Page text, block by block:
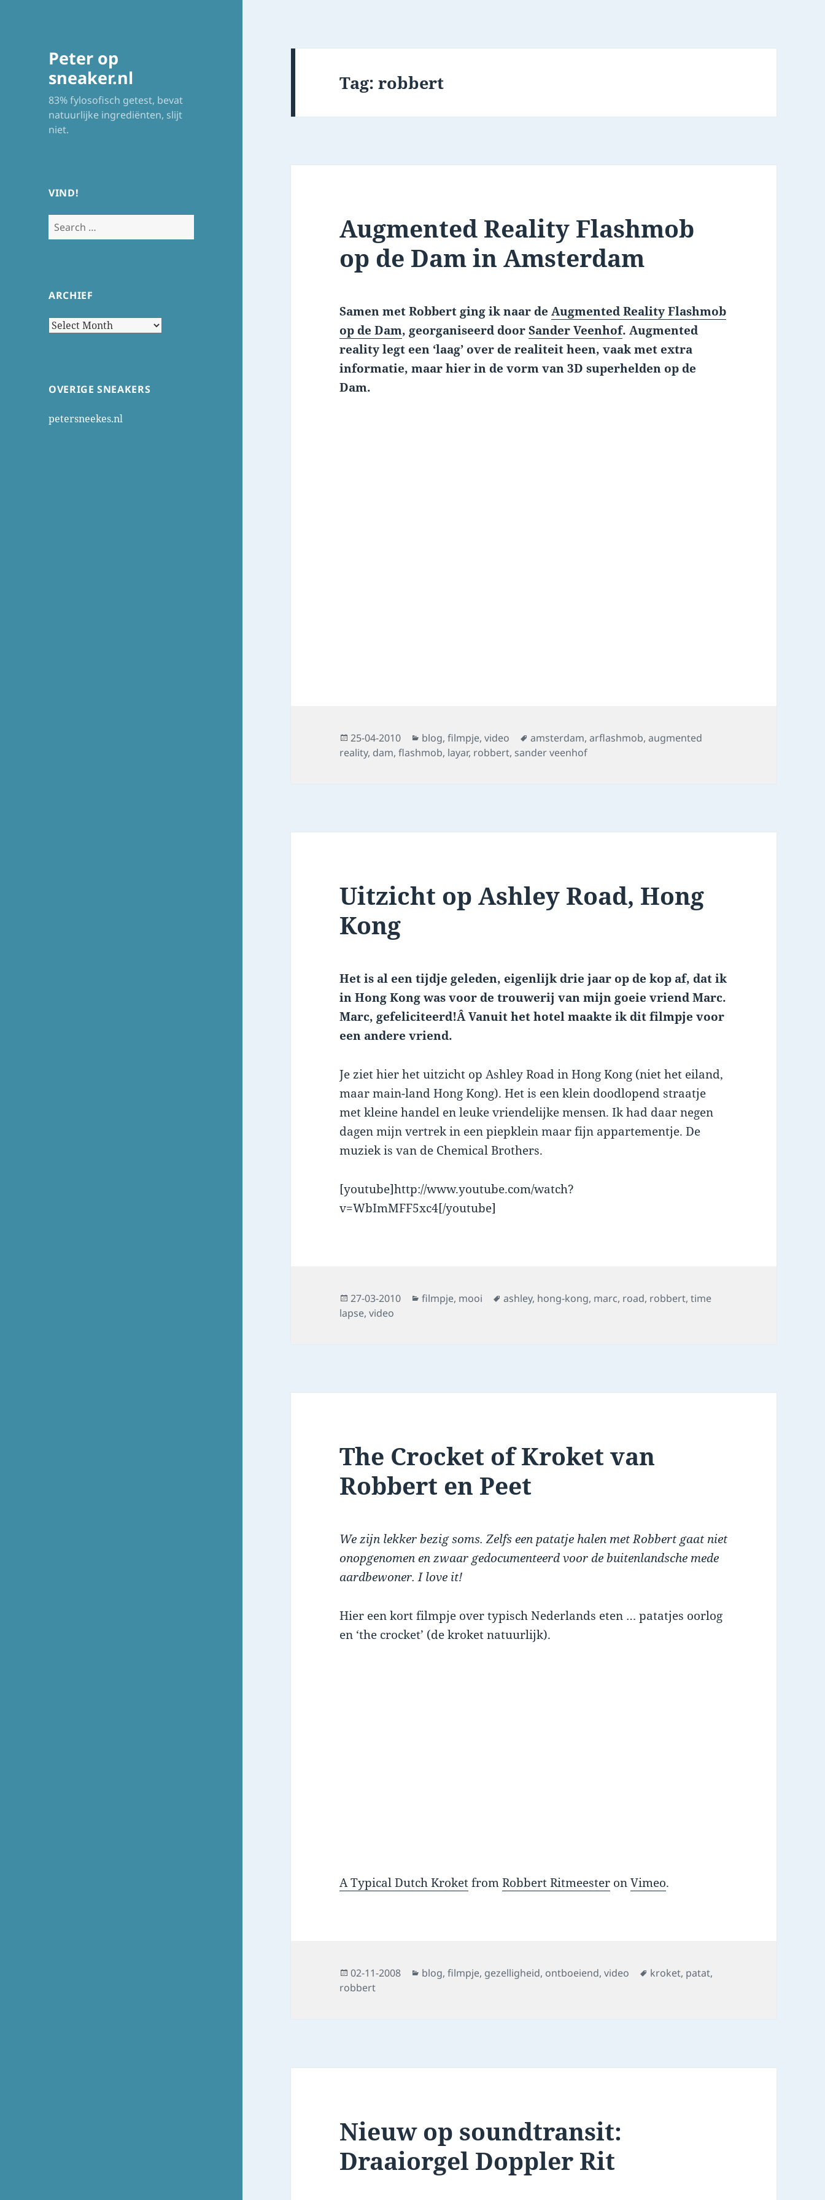
Peter op
sneaker.nl
83% fylosofisch getest, bevat
natuurlijke ingrediënten, slijt
niet.
VIND!
Search
for:
ARCHIEF
Archief
OVERIGE SNEAKERS
petersneekes.nl
Tag:robbert
Augmented Reality Flashmob
op de Dam in Amsterdam
Samen met Robbert ging ik naar deAugmented Reality Flashmob
op de Dam, georganiseerd doorSander Veenhof. Augmented
reality legt een ‘laag’ over de realiteit heen, vaak met extra
informatie, maar hier in de vorm van 3D superhelden op de
Dam.
Posted
on
25-04-2010 Categories
blog,filmpje,video Tags
amsterdam,arflashmob,augmented
reality, dam,flashmob, layar, robbert, sander veenhof
Uitzicht op Ashley Road, Hong
Kong
Het is al een tijdje geleden, eigenlijk drie jaar op de kop af, dat ik
in Hong Kong was voor de trouwerij van mijn goeie vriend Marc.
Marc, gefeliciteerd!Â Vanuit het hotel maakte ik dit filmpje voor
een andere vriend.
Je ziet hier het uitzicht op Ashley Road in Hong Kong (niet het eiland,
maar main-land Hong Kong). Het is een klein doodlopend straatje
met kleine handel en leuke vriendelijke mensen. Ik had daar negen
dagen mijn vertrek in een piepklein maar fijn appartementje. De
muziek is van de Chemical Brothers.
[youtube]http://www.youtube.com/watch?
v=WbImMFF5xc4[/youtube]
Posted
on
27-03-2010 Categories
filmpje, mooi Tags
ashley, hong-kong, marc, road, robbert,time
lapse,video
The Crocket of Kroket van
Robbert en Peet
We zijn lekker bezig soms. Zelfs een patatje halen met Robbert gaat niet
onopgenomen en zwaar gedocumenteerd voor de buitenlandsche mede
aardbewoner. I love it!
Hier een kort filmpje over typisch Nederlands eten … patatjes oorlog
en ‘the crocket’ (de kroket natuurlijk).
A Typical Dutch KroketfromRobbert Ritmeester onVimeo.
Posted
on
02-11-2008 Categories
blog,filmpje, gezelligheid, ontboeiend,video Tags
kroket, patat,
robbert
Nieuw op soundtransit:
Draaiorgel Doppler Rit